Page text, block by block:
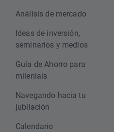
Análisis de mercado
Ideas de inversión,
seminarios y medios
Guía de Ahorro para
milenials
Navegando hacia tu
jubilación
Calendario